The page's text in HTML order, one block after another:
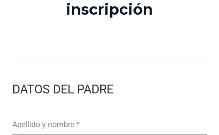
inscripción
DATOS DEL PADRE
Apellido y nombre *